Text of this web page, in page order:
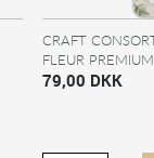
CRAFT
FLEUR
79,00 DKK